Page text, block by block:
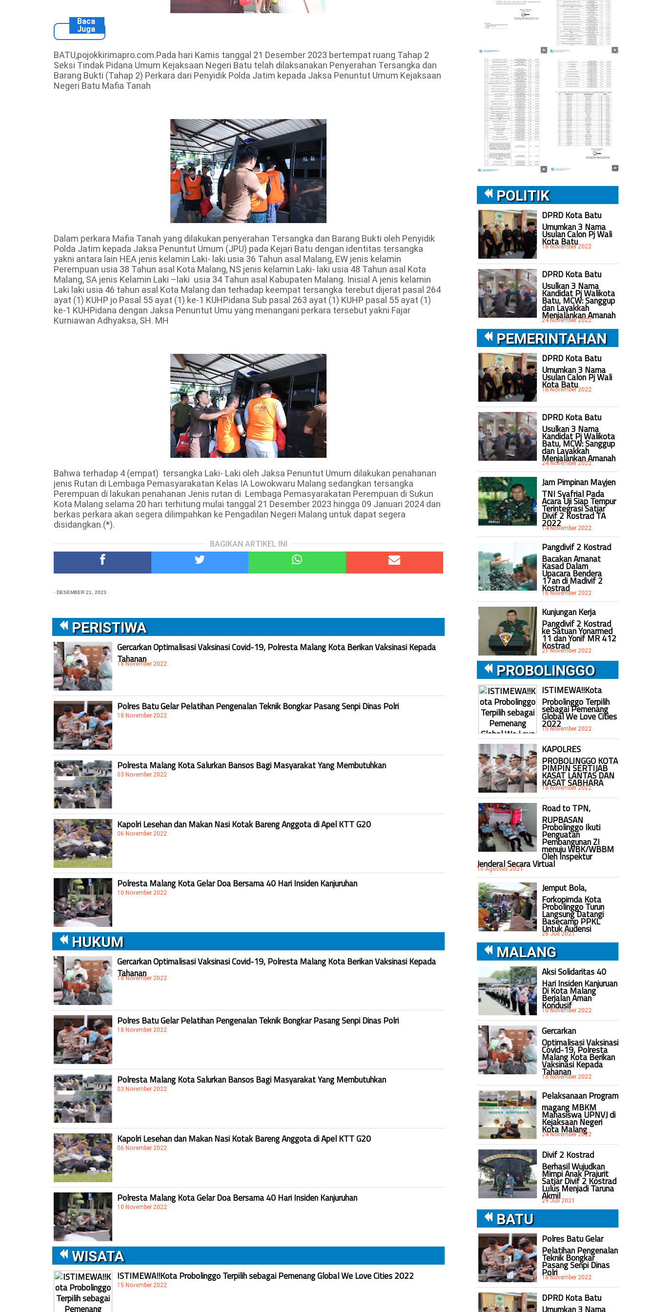
Baca
Juga
BATU,pojokkirimapro.com.Pada hari Kamis tanggal 21 Desember 2023 bertempat ruang Tahap 2
Seksi Tindak Pidana Umum Kejaksaan Negeri Batu telah dilaksanakan Penyerahan Tersangka dan
Barang Bukti (Tahap 2) Perkara dari Penyidik Polda Jatim kepada Jaksa Penuntut Umum Kejaksaan
Negeri Batu Mafia Tanah
Dalam perkara Mafia Tanah yang dilakukan penyerahan Tersangka dan Barang Bukti oleh Penyidik
Polda Jatim kepada Jaksa Penuntut Umum (JPU) pada Kejari Batu dengan identitas tersangka
yakni antara lain HEA jenis kelamin Laki- laki usia 36 Tahun asal Malang, EW jenis kelamin
Perempuan usia 38 Tahun asal Kota Malang, NS jenis kelamin Laki- laki usia 48 Tahun asal Kota
Malang, SA jenis Kelamin Laki –laki usia 34 Tahun asal Kabupaten Malang. Inisial A jenis kelamin
Laki laki usia 46 tahun asal Kota Malang dan terhadap keempat tersangka terebut dijerat pasal 264
ayat (1) KUHP jo Pasal 55 ayat (1) ke-1 KUHPidana Sub pasal 263 ayat (1) KUHP pasal 55 ayat (1)
ke-1 KUHPidana dengan Jaksa Penuntut Umu yang menangani perkara tersebut yakni Fajar
Kurniawan Adhyaksa, SH. MH
Bahwa terhadap 4 (empat) tersangka Laki- Laki oleh Jaksa Penuntut Umum dilakukan penahanan
jenis Rutan di Lembaga Pemasyarakatan Kelas IA Lowokwaru Malang sedangkan tersangka
Perempuan di lakukan penahanan Jenis rutan di Lembaga Pemasyarakatan Perempuan di Sukun
Kota Malang selama 20 hari terhitung mulai tanggal 21 Desember 2023 hingga 09 Januari 2024 dan
berkas perkara akan segera dilimpahkan ke Pengadilan Negeri Malang untuk dapat segera
disidangkan.(*).
BAGIKAN ARTIKEL INI
- DESEMBER 21, 2023
PERISTIWA
Gercarkan Optimalisasi Vaksinasi Covid-19, Polresta Malang Kota Berikan Vaksinasi Kepada
Tahanan
18 November 2022
Polres Batu Gelar Pelatihan Pengenalan Teknik Bongkar Pasang Senpi Dinas Polri
18 November 2022
Polresta Malang Kota Salurkan Bansos Bagi Masyarakat Yang Membutuhkan
03 November 2022
Kapolri Lesehan dan Makan Nasi Kotak Bareng Anggota di Apel KTT G20
06 November 2022
Polresta Malang Kota Gelar Doa Bersama 40 Hari Insiden Kanjuruhan
10 November 2022
HUKUM
Gercarkan Optimalisasi Vaksinasi Covid-19, Polresta Malang Kota Berikan Vaksinasi Kepada
Tahanan
18 November 2022
Polres Batu Gelar Pelatihan Pengenalan Teknik Bongkar Pasang Senpi Dinas Polri
18 November 2022
Polresta Malang Kota Salurkan Bansos Bagi Masyarakat Yang Membutuhkan
03 November 2022
Kapolri Lesehan dan Makan Nasi Kotak Bareng Anggota di Apel KTT G20
06 November 2022
Polresta Malang Kota Gelar Doa Bersama 40 Hari Insiden Kanjuruhan
10 November 2022
WISATA
ISTIMEWA!!Kota Probolinggo Terpilih sebagai Pemenang Global We Love Cities 2022
15 November 2022
POLITIK
DPRD Kota Batu
Umumkan 3 Nama
Usulan Calon Pj Wali
Kota Batu
18 November 2022
DPRD Kota Batu
Usulkan 3 Nama
Kandidat Pj Walikota
Batu, MCW: Sanggup
dan Layakkah
Menjalankan Amanah
24 November 2022
PEMERINTAHAN
DPRD Kota Batu
Umumkan 3 Nama
Usulan Calon Pj Wali
Kota Batu
18 November 2022
DPRD Kota Batu
Usulkan 3 Nama
Kandidat Pj Walikota
Batu, MCW: Sanggup
dan Layakkah
Menjalankan Amanah
24 November 2022
Jam Pimpinan Mayjen
TNI Syafrial Pada
Acara Uji Siap Tempur
Terintegrasi Satjar
Divif 2 Kostrad TA
2022
14 November 2022
Pangdivif 2 Kostrad
Bacakan Amanat
Kasad Dalam
Upacara Bendera
17an di Madivif 2
Kostrad
16 November 2022
Kunjungan Kerja
Pangdivif 2 Kostrad
ke Satuan Yonarmed
11 dan Yonif MR 412
Kostrad
21 November 2022
PROBOLINGGO
ISTIMEWA!!Kota
Probolinggo Terpilih
sebagai Pemenang
Global We Love Cities
2022
15 November 2022
KAPOLRES
PROBOLINGGO KOTA
PIMPIN SERTIJAB
KASAT LANTAS DAN
KASAT SABHARA
18 November 2022
Road to TPN,
RUPBASAN
Probolinggo Ikuti
Penguatan
Pembangunan ZI
menuju WBK/WBBM
Oleh Inspektur
Jenderal Secara Virtual
10 Agustus 2021
Jemput Bola,
Forkopimda Kota
Probolinggo Turun
Langsung Datangi
Basecamp PPKL
Untuk Audensi
28 Juli 2021
MALANG
Aksi Solidaritas 40
Hari Insiden Kanjuruan
Di Kota Malang
Berjalan Aman
Kondusif
10 November 2022
Gercarkan
Optimalisasi Vaksinasi
Covid-19, Polresta
Malang Kota Berikan
Vaksinasi Kepada
Tahanan
18 November 2022
Pelaksanaan Program
magang MBKM
Mahasiswa UPNVJ di
Kejaksaan Negeri
Kota Malang
24 November 2022
Divif 2 Kostrad
Berhasil Wujudkan
Mimpi Anak Prajurit
Satjar Divif 2 Kostrad
Lulus Menjadi Taruna
Akmil
29 Juli 2021
BATU
Polres Batu Gelar
Pelatihan Pengenalan
Teknik Bongkar
Pasang Senpi Dinas
Polri
18 November 2022
DPRD Kota Batu
Umumkan 3 Nama